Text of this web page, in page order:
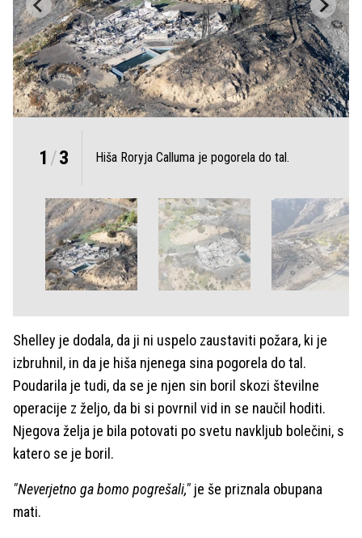
1 /3 Hiša Roryja Calluma je pogorela do tal.
Shelley je dodala, da ji ni uspelo zaustaviti požara, ki je
izbruhnil, in da je hiša njenega sina pogorela do tal.
Poudarila je tudi, da se je njen sin boril skozi številne
operacije z željo, da bi si povrnil vid in se naučil hoditi.
Njegova želja je bila potovati po svetu navkljub bolečini, s
katero se je boril.
"Neverjetno ga bomo pogrešali," je še priznala obupana
mati.